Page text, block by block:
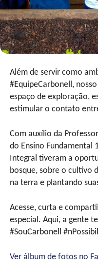
Além de servir como
#EquipeCarbonell,
espaço de exploração,
estimular o contato
Com auxílio da
do Ensino Fundamental
Integral tiveram a
bosque, sobre o cultivo
na terra e plantando
Acesse, curta e
especial. Aqui, a gente
#SouCarbonell
Ver álbum de fotos no